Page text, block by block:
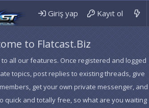
Giriş yap Kayıt ol
to Flatcast.Biz
to all our features. Once registered and logged
topics, post replies to existing threads, give
get your own private messenger, and
quick and totally free, so what are you waiting